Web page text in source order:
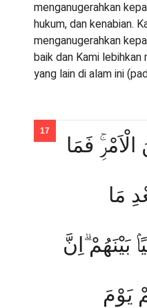
menganugerahkan
hukum, dan kenabian.
menganugerahkan
baik dan Kami
yang lain di alam ini
فَمَا
مَا
بَيْنَهُمْ ۗاِنَّ
يَوْمَ